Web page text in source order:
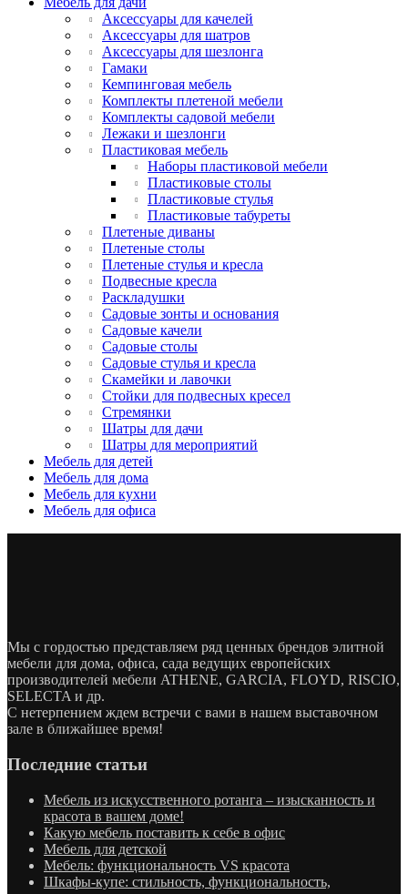
Аксессуары для качелей
Аксессуары для шатров
Аксессуары для шезлонга
Гамаки
Кемпинговая мебель
Комплекты плетеной мебели
Комплекты садовой мебели
Лежаки и шезлонги
Пластиковая мебель
Наборы пластиковой мебели
Пластиковые столы
Пластиковые стулья
Пластиковые табуреты
Плетеные диваны
Плетеные столы
Плетеные стулья и кресла
Подвесные кресла
Раскладушки
Садовые зонты и основания
Садовые качели
Садовые столы
Садовые стулья и кресла
Скамейки и лавочки
Стойки для подвесных кресел
Стремянки
Шатры для дачи
Шатры для мероприятий
Мебель для детей
Мебель для дома
Мебель для кухни
Мебель для офиса
Мы с гордостью представляем ряд ценных брендов элитной
мебели для дома, офиса, сада ведущих европейских
производителей мебели ATHENE, GARCIA, FLOYD, RISCIO,
SELECTA и др.
С нетерпением ждем встречи с вами в нашем выставочном
зале в ближайшее время!
Последние статьи
Мебель из искусственного ротанга – изысканность и
красота в вашем доме!
Какую мебель поставить к себе в офис
Мебель для детской
Мебель: функциональность VS красота
Шкафы-купе: стильность, функциональность,